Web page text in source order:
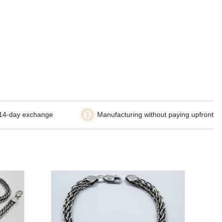
day exchange Manufacturing without paying upfront